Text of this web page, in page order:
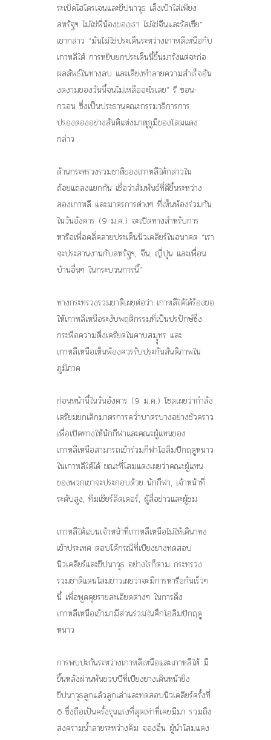
ระเบิดไฮโดรเจนและขีปนาวุธ เล็งเป้าใส่เพียง
สหรัฐฯ ไม่ใช่พี่น้องของเรา ไม่ใช่จีนและรัสเซีย”
เขากล่าว “มันไม่ใช่ประเด็นระหว่างเกาหลีเหนือกับ
เกาหลีใต้ การหยิบยกประเด็นนี้ขึ้นมารังแต่จะก่อ
ผลลัพธ์ในทางลบ และเสี่ยงทำลายความสำเร็จอัน
งดงามของวันนี้จนไม่เหลืออะไรเลย” รี ซอน-
กวอน ซึ่งเป็นประธานคณะกรรมาธิการการ
ปรองดองอย่างสันติแห่งมาตุภูมิของโสมแดง
กล่าว
ด้านกระทรวงรวมชาติของเกาหลีใต้กล่าวใน
ถ้อยแถลงแยกกัน เชื่อว่าสัมพันธ์ที่ดีขึ้นระหว่าง
สองเกาหลี และมาตรการต่างๆ ที่เห็นพ้องร่วมกัน
ในวันอังคาร (9 ม.ค.) จะเปิดทางสำหรับการ
หารือเพื่อคลี่คลายประเด็นนิวเคลียร์ในอนาคต “เรา
จะประสานงานกับสหรัฐฯ, จีน, ญี่ปุ่น และเพื่อน
บ้านอื่นๆ ในกระบวนการนี้”
ทางกระทรวงรวมชาติเผยต่อว่า เกาหลีใต้ได้ร้องขอ
ให้เกาหลีเหนือระงับพฤติกรรมที่เป็นปรปักษ์ซึ่ง
กระพือความตึงเครียดในคาบสมุุทร และ
เกาหลีเหนือเห็นพ้องควรรับประกันสันติภาพใน
ภูมิภาค
ก่อนหน้านี้ในวันอังคาร (9 ม.ค.) โซลเผยว่ากำลัง
เตรียมยกเลิกมาตรการคว่ำบาตรบางอย่างชั่วคราว
เพื่อเปิดทางให้นักกีฬาและคณะผู้แทนของ
เกาหลีเหนือสามารถเข้าร่วมกีฬาโอลิมปิกฤดูหนาว
ในเกาหลีใต้ได้ ขณะที่โสมแดงเผยว่าคณะผู้แทน
ของพวกเขาจะประกอบด้วย นักกีฬา, เจ้าหน้าที่
ระดับสูง, ทีมเชียร์ลีดเดอร์, ผู้สื่อข่าวและผู้ชม
เกาหลีใต้แบนเจ้าหน้าที่เกาหลีเหนือไม่ให้เดินาทง
เข้าประเทศ ตอบโต้กรณีที่เปียงยางทดสอบ
นิวเคลียร์และขีปนาวุธ อย่างไรก็ตาม กระทรวง
รวมชาติแดนโสมขาวเผยว่าจะมีการหารือกันเร็วๆ
นี้ เพื่อพูดคุยรายละเอียดต่างๆ ในการดึง
เกาหลีเหนือเข้ามามีส่วนร่วมในศึกโอลิมปิกฤดู
หนาว
การพบปะกันระหว่างเกาหลีเหนือและเกาหลีใต้ มี
ขึ้นหลังผ่านพ้นขวบปีที่เปียงยางเดินหน้ายิง
ขีปนาวุธลูกแล้วลูกเล่าและทดสอบนิวเคลียร์ครั้งที่
6 ซึ่งถือเป็นครั้งรุนแรงที่สุดเท่าที่เคยมีมา รวมถึง
สงครามน้ำลายระหว่างคิม จองอึน ผู้นำโสมแดง